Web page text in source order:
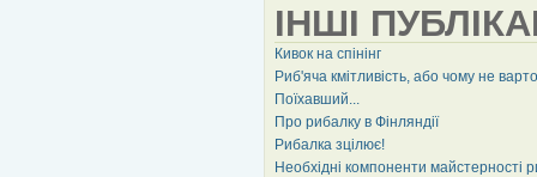
ІНШІ
Кивок на спінінг
Риб'яча кмітливість, або чому не
Поїхавший...
Про рибалку в Фінляндії
Рибалка зцілює!
Необхідні компоненти майстерності